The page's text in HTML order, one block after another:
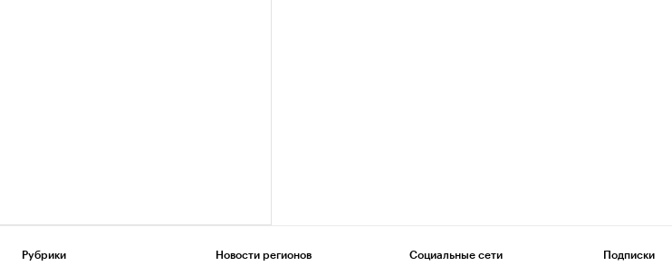
Рубрики Новости регионов Социальные сети Подписки